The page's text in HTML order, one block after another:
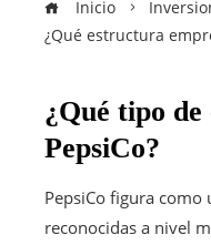
Inicio
¿Qué estructura
¿Qué tipo de
PepsiCo?
PepsiCo figura como
reconocidas a nivel